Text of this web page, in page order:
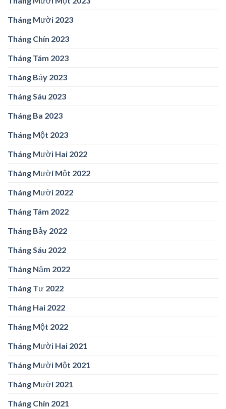
Tháng Mười 2023
Tháng Chín 2023
Tháng Tám 2023
Tháng Bảy 2023
Tháng Sáu 2023
Tháng Ba 2023
Tháng Một 2023
Tháng Mười Hai 2022
Tháng Mười Một 2022
Tháng Mười 2022
Tháng Tám 2022
Tháng Bảy 2022
Tháng Sáu 2022
Tháng Năm 2022
Tháng Tư 2022
Tháng Hai 2022
Tháng Một 2022
Tháng Mười Hai 2021
Tháng Mười Một 2021
Tháng Mười 2021
Tháng Chín 2021